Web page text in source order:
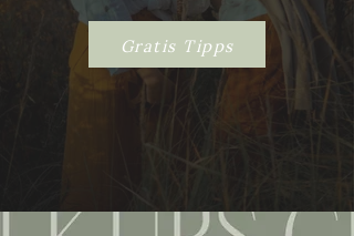
Gratis Tipps